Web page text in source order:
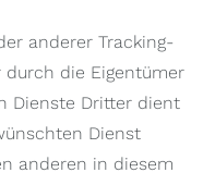
anderer Tracking-
durch die Eigentümer
Dienste Dritter dient
Dienst
anderen in diesem